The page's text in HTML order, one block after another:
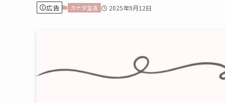
広告 カナダ生活 2025年9月12日